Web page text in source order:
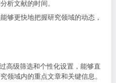
析文献的时间。
够更快地把握研究领域的动态，
高级筛选和个性化设置，能够直
领域内的重点文章和关键信息。